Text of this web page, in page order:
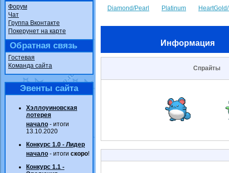
Форум
Чат
Группа Вконтакте
Покерунет на карте
Обратная связь
Гостевая
Команда сайта
Эвенты сайта
Хэллоуиновская
лотерея
начало - итоги
13.10.2020
Конкурс 1.0 - Лидер
начало - итоги скоро!
Конкурс 1.1 -
Diamond/Pearl Platinum
Информация
Спрайты